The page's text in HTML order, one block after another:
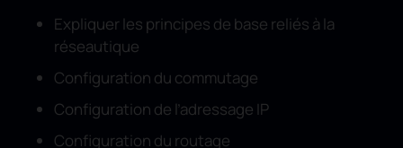
Expliquer les principes de base reliés à la
réseautique
Configuration du commutage
Configuration de l’adressage IP
Configuration du routage